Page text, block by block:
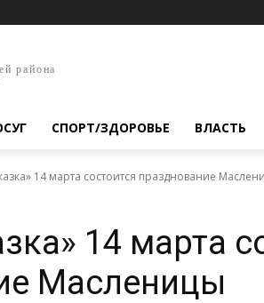
района
СПОРТ/ЗДОРОВЬЕ ВЛАСТЬ
14 марта состоится празднование
14 марта
Масленицы